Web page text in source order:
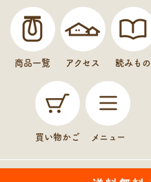
商品一覧 アクセス 読みもの
買い物かご メニュー